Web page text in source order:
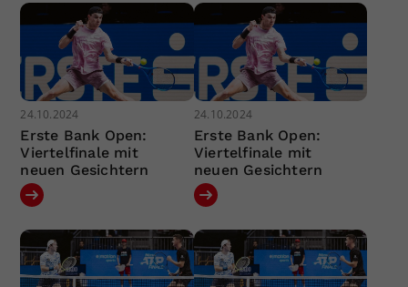
24.10.2024
Erste Bank Open:
Viertelfinale mit
neuen Gesichtern
24.10.2024
Erste Bank Open:
Viertelfinale mit
neuen Gesichtern